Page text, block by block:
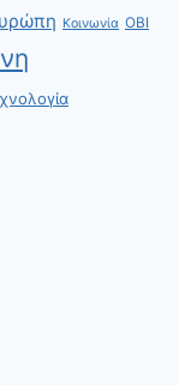
Κοινωνία ΟΒΙ